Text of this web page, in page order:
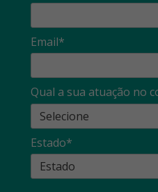
Email*
Qual a sua atuação no
Estado*